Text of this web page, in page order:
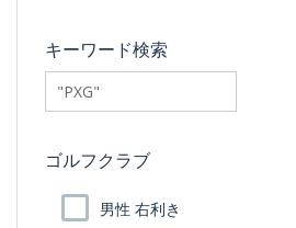
キーワード検索
searchfilter_pro
ゴルフクラブ
男性 右利き